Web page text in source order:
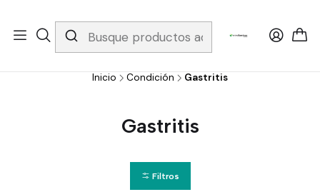
Whatsapp 3229079958/ Fijo 6019251796 / Envios a todo el país y
gratis apartir de 199.000!
Inicio Condición Gastritis
Gastritis
Filtros